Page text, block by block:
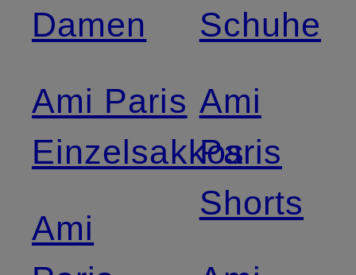
Damen
Ami Paris
Einzelsakkos
Ami
Schuhe
Ami
Paris
Shorts